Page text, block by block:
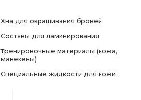
Хна для окрашивания бровей
Составы для ламинирования
Тренировочные материалы (кожа,
манекены)
Специальные жидкости для кожи